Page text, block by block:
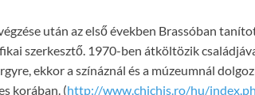
után az első években Brassóban
szerkesztő. 1970-ben átköltözik
ekkor a színáznál és a múzeumnál
korában. (http://www.chichis.ro/hu/